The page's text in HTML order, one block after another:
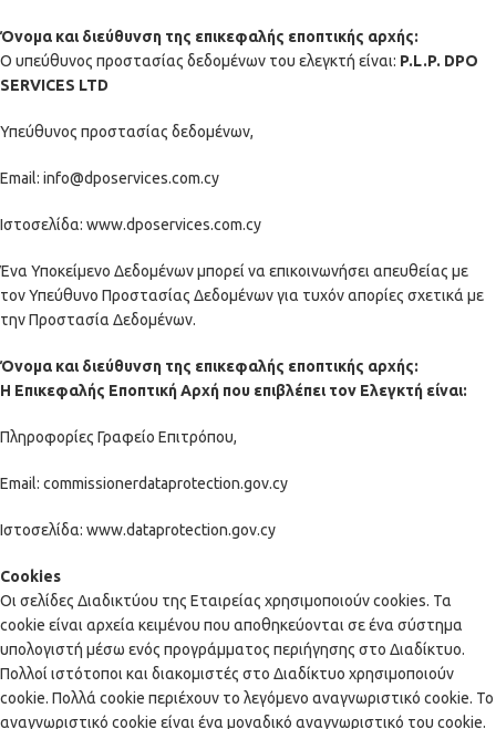
Όνομα και διεύθυνση της επικεφαλής εποπτικής αρχής:
Ο υπεύθυνος προστασίας δεδομένων του ελεγκτή είναι: P.L.P. DPO
SERVICES LTD
Υπεύθυνος προστασίας δεδομένων,
Email: info@dposervices.com.cy
Ιστοσελίδα: www.dposervices.com.cy
Ένα Υποκείμενο Δεδομένων μπορεί να επικοινωνήσει απευθείας με
τον Υπεύθυνο Προστασίας Δεδομένων για τυχόν απορίες σχετικά με
την Προστασία Δεδομένων.
Όνομα και διεύθυνση της επικεφαλής εποπτικής αρχής:
Η Επικεφαλής Εποπτική Αρχή που επιβλέπει τον Ελεγκτή είναι:
Πληροφορίες Γραφείο Επιτρόπου,
Email: commissionerdataprotection.gov.cy
Ιστοσελίδα: www.dataprotection.gov.cy
Cookies
Οι σελίδες Διαδικτύου της Εταιρείας χρησιμοποιούν cookies. Τα
cookie είναι αρχεία κειμένου που αποθηκεύονται σε ένα σύστημα
υπολογιστή μέσω ενός προγράμματος περιήγησης στο Διαδίκτυο.
Πολλοί ιστότοποι και διακομιστές στο Διαδίκτυο χρησιμοποιούν
cookie. Πολλά cookie περιέχουν το λεγόμενο αναγνωριστικό cookie. Το
αναγνωριστικό cookie είναι ένα μοναδικό αναγνωριστικό του cookie.